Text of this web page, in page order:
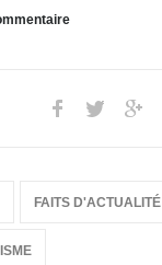
FAITS D'ACTUALITÉ